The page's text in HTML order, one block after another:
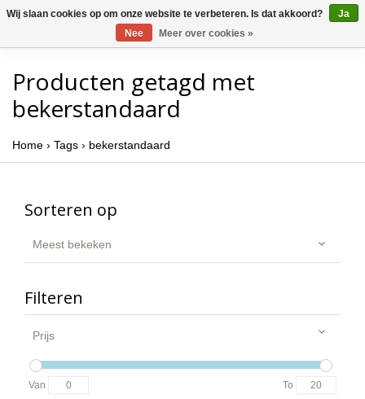
Producten getagd met
bekerstandaard
Home › Tags › bekerstandaard
Sorteren op
Meest bekeken
Filteren
Prijs
Van To
Wij slaan cookies op om onze website te verbeteren. Is dat akkoord?
Ja
Nee
Meer over cookies »